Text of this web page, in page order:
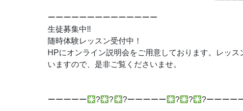
ーーーーーーーーーーーーーー
生徒募集中!!
随時体験レッスン受付中！
HPにオンライン説明会をご用意しております。レッ
いますので、是非ご覧くださいませ。
ーーーーー ? ? ?ーーーーー ? ? ?ーーーー